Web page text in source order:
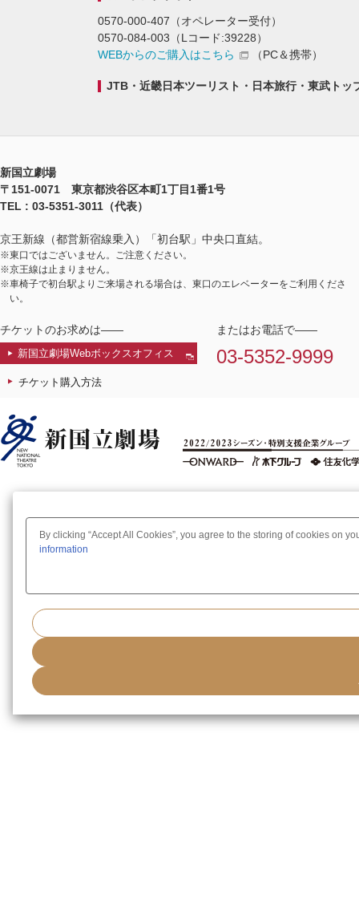
0570-000-407（オペレーター受付）
0570-084-003（Lコード:39228）
WEBからのご購入はこちら
（PC＆携帯）
JTB・近畿日本ツーリスト・日本旅行・東武ト
新国立劇場
〒151-0071 東京都渋谷区本町1丁目1番1号
TEL : 03-5351-3011（代表）
京王新線（都営新宿線乗入）「初台駅」中央口直結。
※東口ではございません。ご注意ください。
※京王線は止まりません。
※車椅子で初台駅よりご来場される場合は、東口のエレベーターをご利用くださ
い。
チケットのお求めは——
新国立劇場Webボックスオフィス
チケット購入方法
またはお電話で——
03-5352-9999
By clicking “Accept All Cookies”, you agree to the storing of cookies on
information